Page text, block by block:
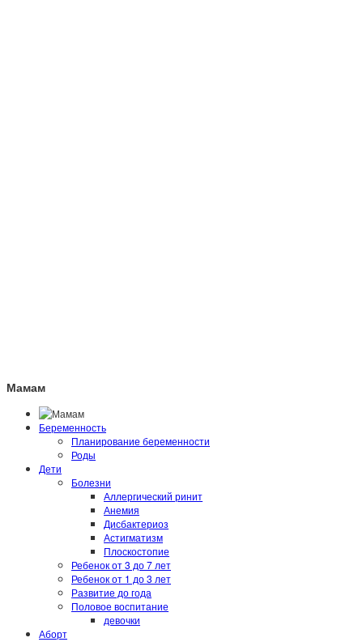
Мамам
Беременность
Планирование беременности
Роды
Дети
Болезни
Аллергический ринит
Анемия
Дисбактериоз
Астигматизм
Плоскостопие
Ребенок от 3 до 7 лет
Ребенок от 1 до 3 лет
Развитие до года
Половое воспитание
девочки
Аборт